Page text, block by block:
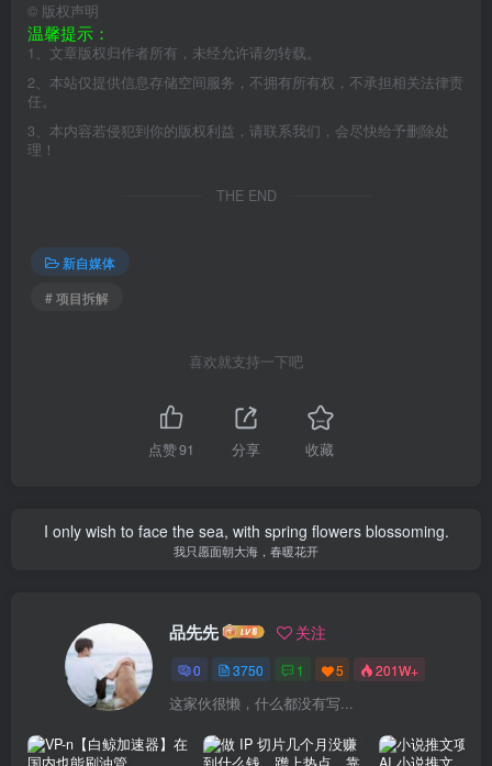
© 版权声明
温馨提示：
1、文章版权归作者所有，未经允许请勿转载。
2、本站仅提供信息存储空间服务，不拥有所有权，不承担相关法律责
任。
3、本内容若侵犯到你的版权利益，请联系我们，会尽快给予删除处
理！
THE END
新自媒体
# 项目拆解
喜欢就支持一下吧
点赞91 分享 收藏
I only wish to face the sea, with spring flowers blossoming.
我只愿面朝大海，春暖花开
品先先 关注
0 3750 1 5 201W+
这家伙很懒，什么都没有写...